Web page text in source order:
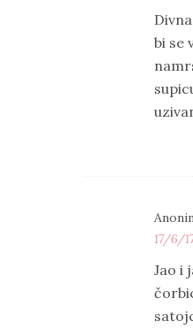
bi se
17/6/
Jao i